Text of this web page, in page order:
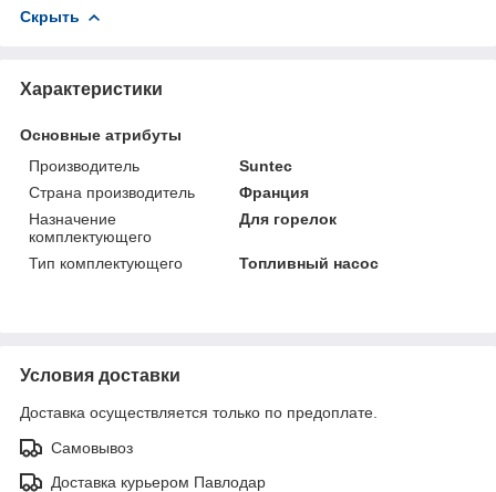
Скрыть
Характеристики
Основные атрибуты
Производитель
Suntec
Страна производитель
Франция
Назначение
комплектующего
Для горелок
Тип комплектующего Топливный насос
Условия доставки
Доставка осуществляется только по предоплате.
Самовывоз
Доставка курьером Павлодар